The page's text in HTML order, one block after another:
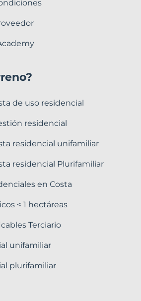
de uso residencial
residencial
residencial unifamiliar
residencial Plurifamiliar
en Costa
< 1 hectáreas
Terciario
unifamiliar
plurifamiliar